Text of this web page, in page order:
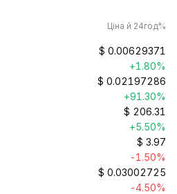
Ціна й 24год%
$ 0.00629371
+1.80%
$ 0.02197286
+91.30%
$ 206.31
+5.50%
$ 3.97
-1.50%
$ 0.03002725
-4.50%